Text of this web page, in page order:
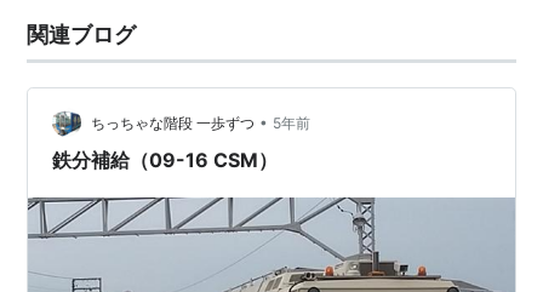
関連ブログ
ちっちゃな階段 一歩ずつ • 5年前
鉄分補給（09-16 CSM）